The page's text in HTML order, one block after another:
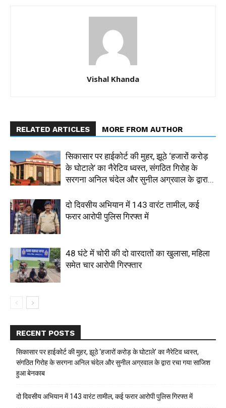
Vishal Khanda
RELATED ARTICLES MORE FROM AUTHOR
सिकासार पर हाईकोर्ट की मुहर, झूठे ‘हजारों करोड़
के घोटाले’ का नैरेटिव ध्वस्त, संगठित गिरोह के
सरगना अनिल चंदेल और सुनील अग्रवाल के द्वारा...
दो दिवसीय अभियान में 143 वारंट तामील, कई
फरार आरोपी पुलिस गिरफ्त में
48 घंटे में चोरी की दो वारदातों का खुलासा, महिला
समेत चार आरोपी गिरफ्तार
RECENT POSTS
सिकासार पर हाईकोर्ट की मुहर, झूठे ‘हजारों करोड़ के घोटाले’ का नैरेटिव ध्वस्त,
संगठित गिरोह के सरगना अनिल चंदेल और सुनील अग्रवाल के द्वारा रचा गया साजिश
हुआ बेनकाब
दो दिवसीय अभियान में 143 वारंट तामील, कई फरार आरोपी पुलिस गिरफ्त में